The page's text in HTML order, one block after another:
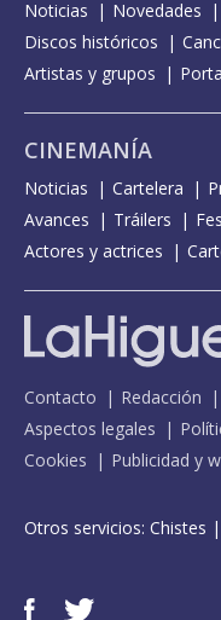
Noticias Novedades
Discos históricos
Artistas y grupos
CINEMANÍA
Noticias Cartelera
Avances
Tráilers
Actores y actrices
Contacto Redacción
Aspectos legales
Cookies
Publicidad y
Otros servicios: Chistes |